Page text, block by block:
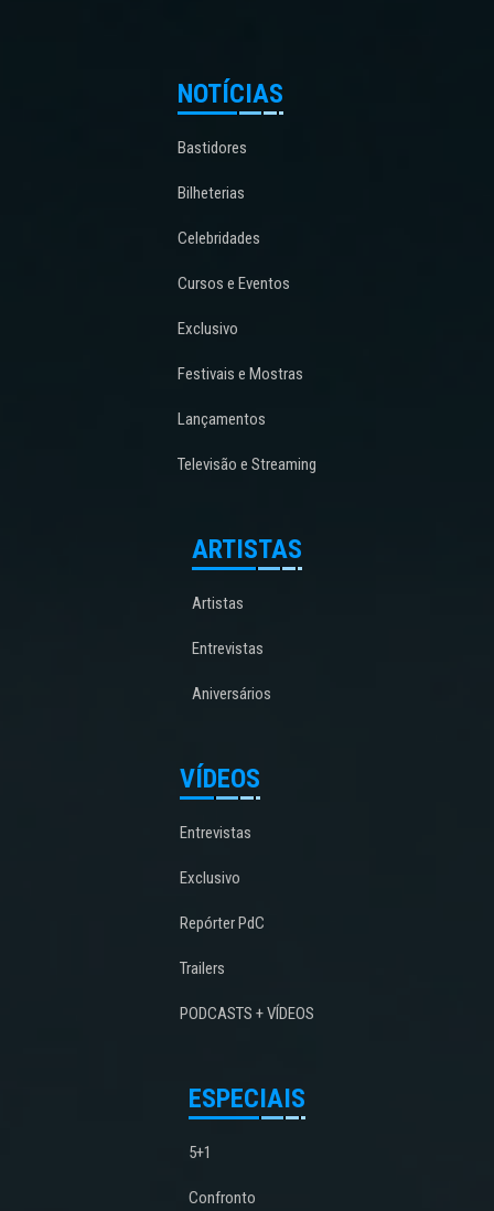
NOTÍCIAS
Bastidores
Bilheterias
Celebridades
Cursos e Eventos
Exclusivo
Festivais e Mostras
Lançamentos
Televisão e Streaming
ARTISTAS
Artistas
Entrevistas
Aniversários
VÍDEOS
Entrevistas
Exclusivo
Repórter PdC
Trailers
PODCASTS + VÍDEOS
ESPECIAIS
5+1
Confronto